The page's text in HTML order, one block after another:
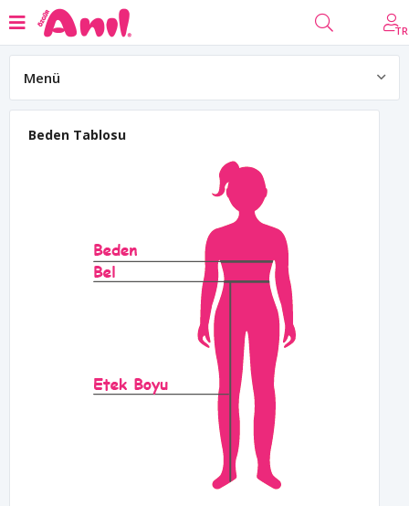
TR
Menü
Beden Tablosu